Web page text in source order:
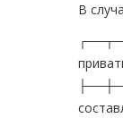
В